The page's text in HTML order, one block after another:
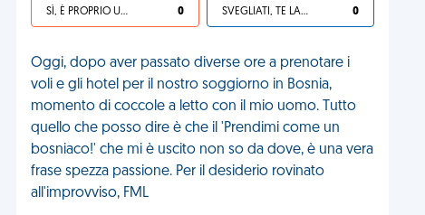
SÌ, È PROPRIO UNA VDM! 0 SVEGLIATI, TE LA SEI CERCATA! 0
Oggi, dopo aver passato diverse ore a prenotare i
voli e gli hotel per il nostro soggiorno in Bosnia,
momento di coccole a letto con il mio uomo. Tutto
quello che posso dire è che il 'Prendimi come un
bosniaco!' che mi è uscito non so da dove, è una vera
frase spezza passione. Per il desiderio rovinato
all'improvviso, FML